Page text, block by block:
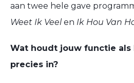
aan twee hele gave
Weet Ik Veel en Ik Hou Van
Wat houdt jouw functie als
precies in?